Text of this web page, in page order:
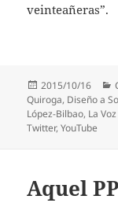
veinteañeras”.
Publicado
el
2015/10/16
Quiroga, Diseño a
López-Bilbao, La
Twitter,YouTube
Aquel